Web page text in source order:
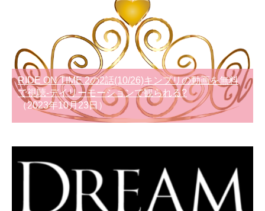
RIDE ON TIME 2の2話(10/26)キンプリの動画を無料
で視聴-デイリーモーションで観られる?
（2023年10月23日）